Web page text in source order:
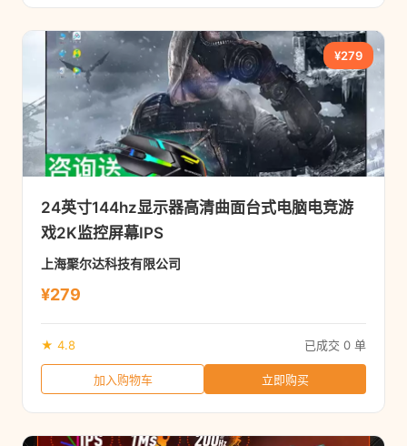
¥279
24英寸144hz显示器高清曲面台式电脑电竞游
戏2K监控屏幕IPS
上海聚尔达科技有限公司
¥279
★ 4.8 已成交 0 单
加入购物车 立即购买